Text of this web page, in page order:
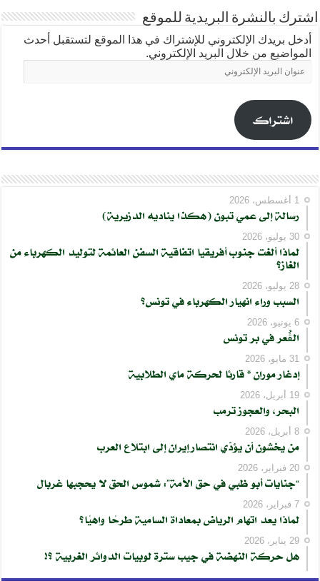
اشترك بالنشرة البريدية للموقع
أدخل بريدك الإلكتروني للإشتراك في هذا الموقع لتستقبل أحدث
المواضيع من خلال البريد الإلكتروني.
عنوان
البريد
اشتراك
1 أغسطس، 2026
رسالة إلى عمي تبون (هكذا يناديه الدزيرية)
30 يوليو، 2026
لماذا ألغت جنوب أفريقيا اتفاقية السفن العائمة لتوليد الكهرباء من
الغاز؟
28 يوليو، 2026
السبب وراء انهيار الكهرباء في تونس؟
6 يونيو، 2026
الڨُعر في بر تونس
31 مايو، 2026
إدغار موران * قارئا لحركة ماي الطلابية
19 أبريل، 2026
البحر، والعجوز ترمب
8 أبريل، 2026
من يخشون أن يؤدّي انتصار إيران إلى ابتلاع العرب
20 فبراير، 2026
“جنايات أبو ظبي في حق الأمة”: شموس الحق لا يحجبها غربال
7 فبراير، 2026
لماذا يعد اتهام الرياض بمعاداة السامية طرحًا واهيًا؟
29 يناير، 2026
هل حركة النهضة في جيب سترة لوبيات الدوائر الغربية ؟!